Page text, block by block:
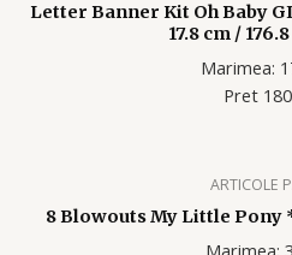
Letter Banner Kit Oh Baby
17.8 cm /
Marimea:
Pret
ARTICOLE
8 Blowouts My Little Pony
Marimea: